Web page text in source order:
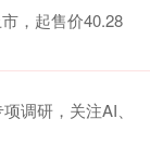
，起售价40.28
调研，关注AI、